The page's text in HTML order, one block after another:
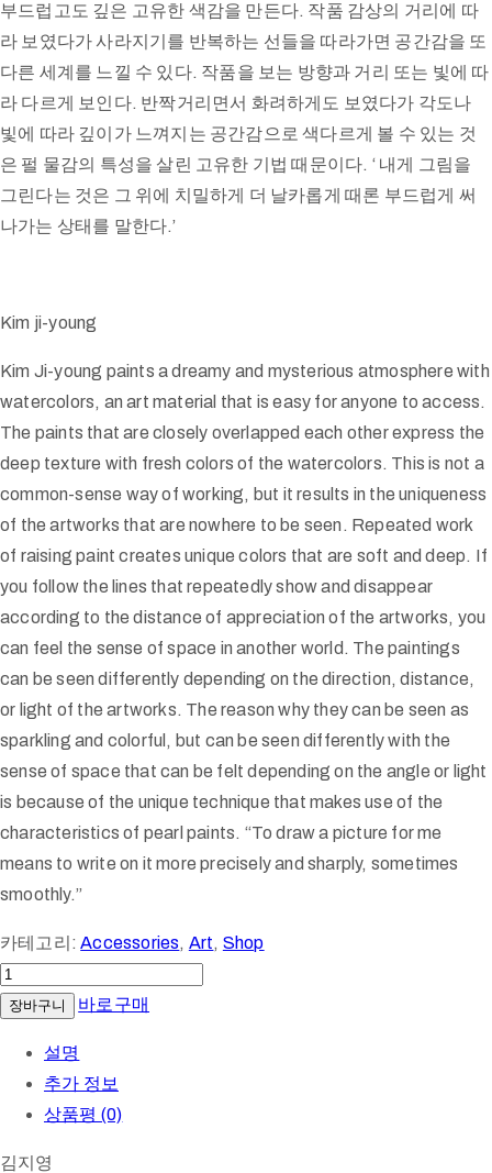
부드럽고도 깊은 고유한 색감을 만든다. 작품 감상의 거리에 따
라 보였다가 사라지기를 반복하는 선들을 따라가면 공간감을 또
다른 세계를 느낄 수 있다. 작품을 보는 방향과 거리 또는 빛에 따
라 다르게 보인다. 반짝거리면서 화려하게도 보였다가 각도나
빛에 따라 깊이가 느껴지는 공간감으로 색다르게 볼 수 있는 것
은 펄 물감의 특성을 살린 고유한 기법 때문이다. ‘ 내게 그림을
그린다는 것은 그 위에 치밀하게 더 날카롭게 때론 부드럽게 써
나가는 상태를 말한다.’
Kim ji-young
Kim Ji-young paints a dreamy and mysterious atmosphere with
watercolors, an art material that is easy for anyone to access.
The paints that are closely overlapped each other express the
deep texture with fresh colors of the watercolors. This is not a
common-sense way of working, but it results in the uniqueness
of the artworks that are nowhere to be seen. Repeated work
of raising paint creates unique colors that are soft and deep. If
you follow the lines that repeatedly show and disappear
according to the distance of appreciation of the artworks, you
can feel the sense of space in another world. The paintings
can be seen differently depending on the direction, distance,
or light of the artworks. The reason why they can be seen as
sparkling and colorful, but can be seen differently with the
sense of space that can be felt depending on the angle or light
is because of the unique technique that makes use of the
characteristics of pearl paints. “To draw a picture for me
means to write on it more precisely and sharply, sometimes
smoothly.”
카테고리:Accessories, Art, Shop
I'm
ur장바구니 바로구매
설명
추가 정보
상품평 (0)
김지영